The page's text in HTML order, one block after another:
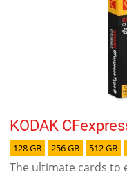
KODAK
128 GB 256 GB 512 GB
The ultimate cards to